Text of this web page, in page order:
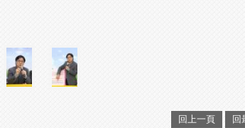
回上一頁 回